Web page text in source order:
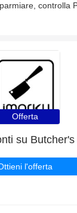
controlla
Offerta
l'offerta